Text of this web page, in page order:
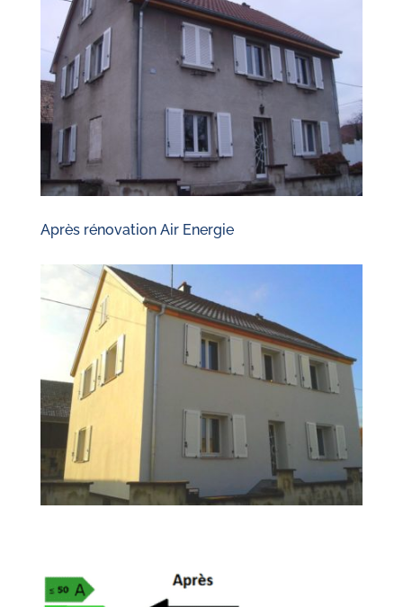
Après rénovation Air Energie